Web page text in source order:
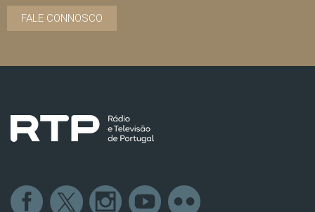
FALE CONNOSCO